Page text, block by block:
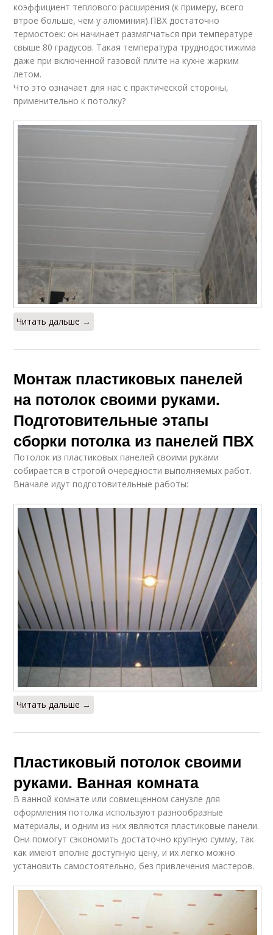
коэффициент теплового расширения (к примеру, всего
втрое больше, чем у алюминия).ПВХ достаточно
термостоек: он начинает размягчаться при температуре
свыше 80 градусов. Такая температура труднодостижима
даже при включенной газовой плите на кухне жарким
летом.
Что это означает для нас с практической стороны,
применительно к потолку?
Читать дальше →
Монтаж пластиковых панелей
на потолок своими руками.
Подготовительные этапы
сборки потолка из панелей ПВХ
Потолок из пластиковых панелей своими руками
собирается в строгой очередности выполняемых работ.
Вначале идут подготовительные работы:
Читать дальше →
Пластиковый потолок своими
руками. Ванная комната
В ванной комнате или совмещенном санузле для
оформления потолка используют разнообразные
материалы, и одним из них являются пластиковые панели.
Они помогут сэкономить достаточно крупную сумму, так
как имеют вполне доступную цену, и их легко можно
установить самостоятельно, без привлечения мастеров.